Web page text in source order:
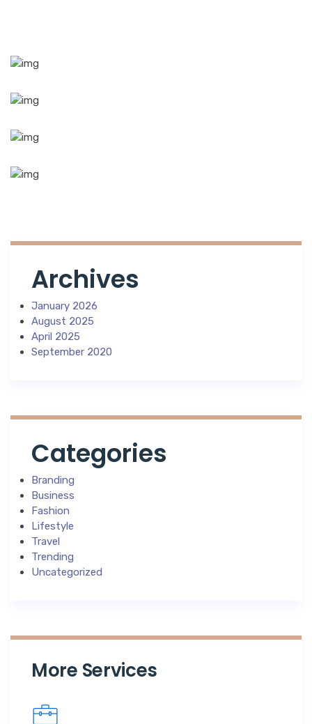
Archives
January 2026
August 2025
April 2025
September 2020
Categories
Branding
Business
Fashion
Lifestyle
Travel
Trending
Uncategorized
More Services